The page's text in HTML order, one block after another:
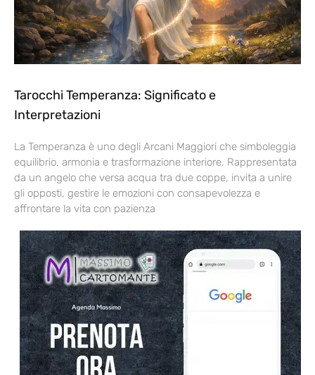
Tarocchi Temperanza: Significato e
Interpretazioni
La Temperanza è uno degli Arcani Maggiori che simboleggia
equilibrio, armonia e trasformazione interiore. Rappresentata
da un angelo che versa acqua tra due coppe, invita a unire
gli opposti, gestire le emozioni con consapevolezza e
affrontare la vita con pazienza